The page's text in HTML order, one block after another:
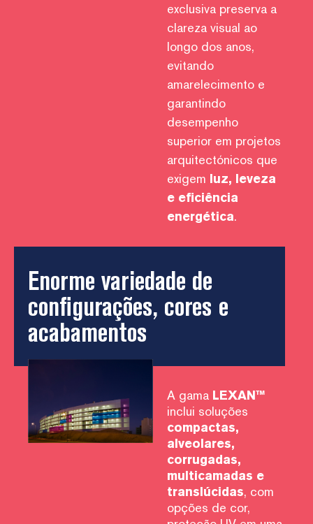
exclusiva preserva a
clareza visual ao
longo dos anos,
evitando
amarelecimento e
garantindo
desempenho
superior em projetos
arquitectónicos que
exigem luz, leveza
e eficiência
energética.
Enorme variedade de
configurações, cores e
acabamentos
A gamaLEXAN™
inclui soluções
compactas,
alveolares,
corrugadas,
multicamadas e
translúcidas, com
opções de cor,